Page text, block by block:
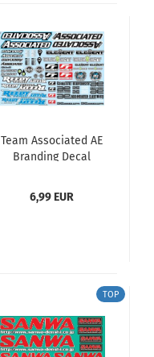
Team Associated AE
Branding Decal
6,99 EUR
TOP